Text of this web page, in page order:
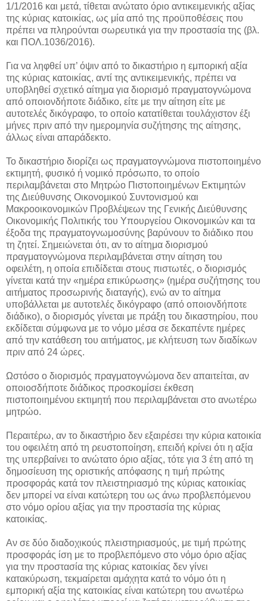
1/1/2016 και μετά, τίθεται ανώτατο όριο αντικειμενικής αξίας
της κύριας κατοικίας, ως μία από της προϋποθέσεις που
πρέπει να πληρούνται σωρευτικά για την προστασία της (βλ.
και ΠΟΛ.1036/2016).
Για να ληφθεί υπ’ όψιν από το δικαστήριο η εμπορική αξία
της κύριας κατοικίας, αντί της αντικειμενικής, πρέπει να
υποβληθεί σχετικό αίτημα για διορισμό πραγματογνώμονα
από οποιονδήποτε διάδικο, είτε με την αίτηση είτε με
αυτοτελές δικόγραφο, το οποίο κατατίθεται τουλάχιστον έξι
μήνες πριν από την ημερομηνία συζήτησης της αίτησης,
άλλως είναι απαράδεκτο.
Το δικαστήριο διορίζει ως πραγματογνώμονα πιστοποιημένο
εκτιμητή, φυσικό ή νομικό πρόσωπο, το οποίο
περιλαμβάνεται στο Μητρώο Πιστοποιημένων Εκτιμητών
της Διεύθυνσης Οικονομικού Συντονισμού και
Μακροοικονομικών Προβλέψεων της Γενικής Διεύθυνσης
Οικονομικής Πολιτικής του Υπουργείου Οικονομικών και τα
έξοδα της πραγματογνωμοσύνης βαρύνουν το διάδικο που
τη ζητεί. Σημειώνεται ότι, αν το αίτημα διορισμού
πραγματογνώμονα περιλαμβάνεται στην αίτηση του
οφειλέτη, η οποία επιδίδεται στους πιστωτές, ο διορισμός
γίνεται κατά την «ημέρα επικύρωσης» (ημέρα συζήτησης του
αιτήματος προσωρινής διαταγής), ενώ αν το αίτημα
υποβάλλεται με αυτοτελές δικόγραφο (από οποιονδήποτε
διάδικο), ο διορισμός γίνεται με πράξη του δικαστηρίου, που
εκδίδεται σύμφωνα με το νόμο μέσα σε δεκαπέντε ημέρες
από την κατάθεση του αιτήματος, με κλήτευση των διαδίκων
πριν από 24 ώρες.
Ωστόσο ο διορισμός πραγματογνώμονα δεν απαιτείται, αν
οποιοσδήποτε διάδικος προσκομίσει έκθεση
πιστοποιημένου εκτιμητή που περιλαμβάνεται στο ανωτέρω
μητρώο.
Περαιτέρω, αν το δικαστήριο δεν εξαιρέσει την κύρια κατοικία
του οφειλέτη από τη ρευστοποίηση, επειδή κρίνει ότι η αξία
της υπερβαίνει το ανώτατο όριο αξίας, τότε για 3 έτη από τη
δημοσίευση της οριστικής απόφασης η τιμή πρώτης
προσφοράς κατά τον πλειστηριασμό της κύριας κατοικίας
δεν μπορεί να είναι κατώτερη του ως άνω προβλεπόμενου
στο νόμο ορίου αξίας για την προστασία της κύριας
κατοικίας.
Αν σε δύο διαδοχικούς πλειστηριασμούς, με τιμή πρώτης
προσφοράς ίση με το προβλεπόμενο στο νόμο όριο αξίας
για την προστασία της κύριας κατοικίας δεν γίνει
κατακύρωση, τεκμαίρεται αμάχητα κατά το νόμο ότι η
εμπορική αξία της κατοικίας είναι κατώτερη του ανωτέρω